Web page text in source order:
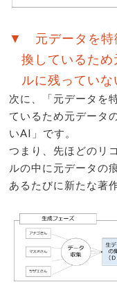
▼ 元データを特
換しているた
ルに残っていな
次に、「元データを
ているため元データ
いAI」です。
つまり、先ほどのリ
ルの中に元データの
あるたびに新たな著